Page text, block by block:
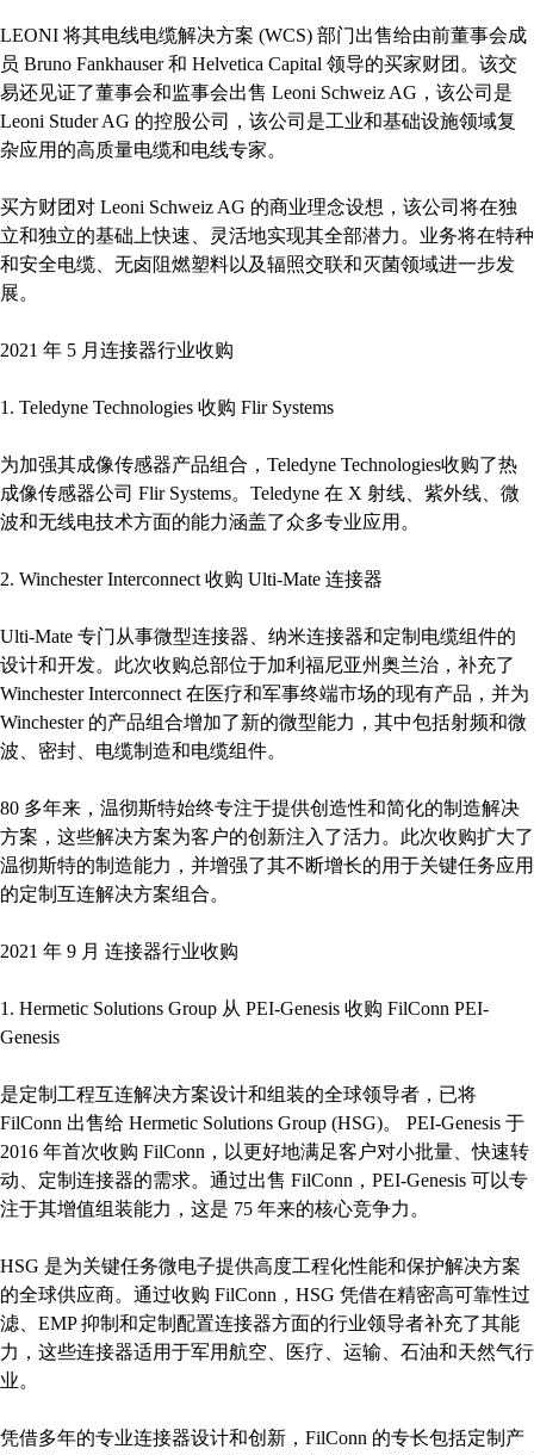
LEONI 将其电线电缆解决方案 (WCS) 部门出售给由前董事会成
员 Bruno Fankhauser 和 Helvetica Capital 领导的买家财团。该交
易还见证了董事会和监事会出售 Leoni Schweiz AG，该公司是
Leoni Studer AG 的控股公司，该公司是工业和基础设施领域复
杂应用的高质量电缆和电线专家。
买方财团对 Leoni Schweiz AG 的商业理念设想，该公司将在独
立和独立的基础上快速、灵活地实现其全部潜力。业务将在特种
和安全电缆、无卤阻燃塑料以及辐照交联和灭菌领域进一步发
展。
2021 年 5 月连接器行业收购
1. Teledyne Technologies 收购 Flir Systems
为加强其成像传感器产品组合，Teledyne Technologies收购了热
成像传感器公司 Flir Systems。Teledyne 在 X 射线、紫外线、微
波和无线电技术方面的能力涵盖了众多专业应用。
2. Winchester Interconnect 收购 Ulti-Mate 连接器
Ulti-Mate 专门从事微型连接器、纳米连接器和定制电缆组件的
设计和开发。此次收购总部位于加利福尼亚州奥兰治，补充了
Winchester Interconnect 在医疗和军事终端市场的现有产品，并为
Winchester 的产品组合增加了新的微型能力，其中包括射频和微
波、密封、电缆制造和电缆组件。
80 多年来，温彻斯特始终专注于提供创造性和简化的制造解决
方案，这些解决方案为客户的创新注入了活力。此次收购扩大了
温彻斯特的制造能力，并增强了其不断增长的用于关键任务应用
的定制互连解决方案组合。
2021 年 9 月 连接器行业收购
1. Hermetic Solutions Group 从 PEI-Genesis 收购 FilConn PEI-
Genesis
是定制工程互连解决方案设计和组装的全球领导者，已将
FilConn 出售给 Hermetic Solutions Group (HSG)。 PEI-Genesis 于
2016 年首次收购 FilConn，以更好地满足客户对小批量、快速转
动、定制连接器的需求。通过出售 FilConn，PEI-Genesis 可以专
注于其增值组装能力，这是 75 年来的核心竞争力。
HSG 是为关键任务微电子提供高度工程化性能和保护解决方案
的全球供应商。通过收购 FilConn，HSG 凭借在精密高可靠性过
滤、EMP 抑制和定制配置连接器方面的行业领导者补充了其能
力，这些连接器适用于军用航空、医疗、运输、石油和天然气行
业。
凭借多年的专业连接器设计和创新，FilConn 的专长包括定制产